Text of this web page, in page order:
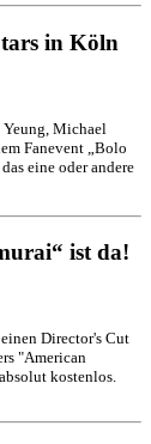
in Köln
Yeung, Michael
Fanevent „Bolo
eine oder andere
ist da!
Director's Cut
"American
kostenlos.